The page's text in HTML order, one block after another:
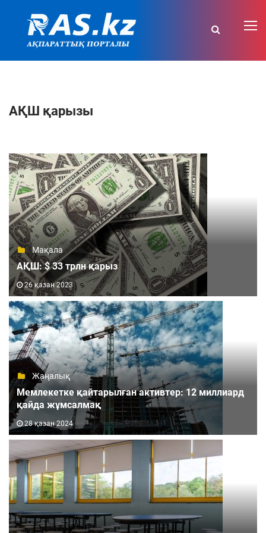
АҚШ қарызы
Мақала
АҚШ: $ 33 трлн қарыз
26 қазан 2023
Жаңалық
Мемлекетке қайтарылған активтер: 12 миллиард
қайда жұмсалмақ
28 қазан 2024